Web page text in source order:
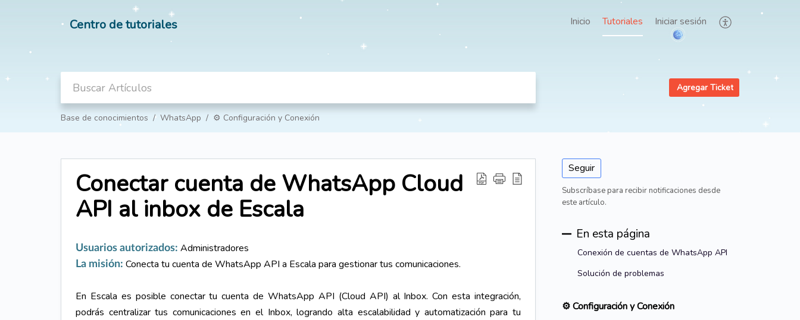
Centro de tutoriales Inicio Tutoriales Iniciar sesión
Agregar Ticket
Base de conocimientos WhatsApp ⚙️ Configuración y Conexión
Conectar cuenta de WhatsApp Cloud
API al inbox de Escala
Usuarios autorizados: Administradores
La misión: Conecta tu cuenta de WhatsApp API a Escala para gestionar tus comunicaciones.
En Escala es posible conectar tu cuenta de WhatsApp API (Cloud API) al Inbox. Con esta integración,
podrás centralizar tus comunicaciones en el Inbox, logrando alta escalabilidad y automatización para tu
Seguir
Subscríbase para recibir notificaciones desde
este artículo.
En esta página
Conexión de cuentas de WhatsApp API
Solución de problemas
⚙️ Configuración y Conexión